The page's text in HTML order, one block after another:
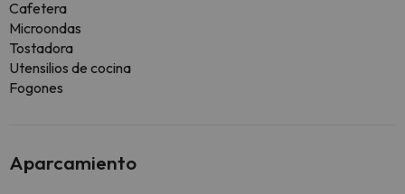
Cafetera
Microondas
Tostadora
Utensilios de cocina
Fogones
Aparcamiento